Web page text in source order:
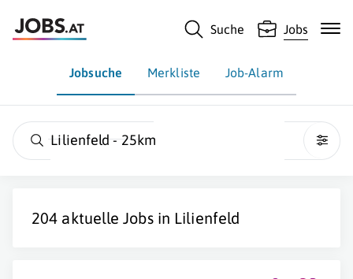
Suche Jobs
Jobsuche Merkliste Job-Alarm
Lilienfeld - 25km
204 aktuelle Jobs in Lilienfeld